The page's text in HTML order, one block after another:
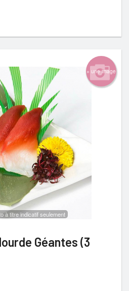
+ une image
à titre indicatif seulement
Géantes (3